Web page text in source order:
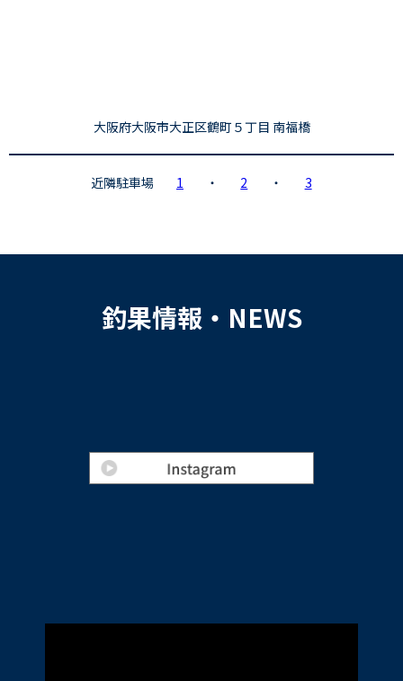
大阪府大阪市大正区鶴町５丁目 南福橋
近隣駐車場 1 ・ 2 ・ 3
釣果情報・NEWS